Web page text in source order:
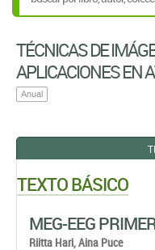
TEXTO BÁSICO
MEG-EEG
Riitta Hari,Aina Puce
OXFORD UNIVERSITY PRESS UK
EDICIÓN: 2ª - 2023